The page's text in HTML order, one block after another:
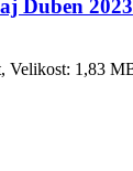
Duben 2023
Velikost: 1,83